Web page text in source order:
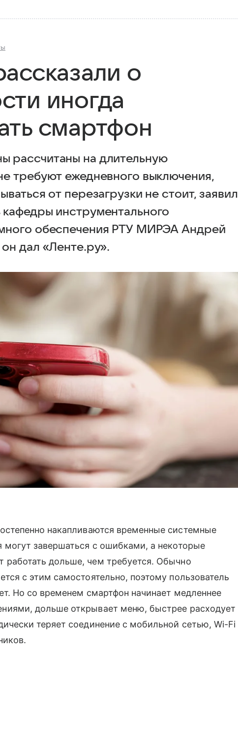
о
иногда
смартфон
рассчитаны на длительную
требуют ежедневного выключения,
от перезагрузки не стоит, заявил
инструментального
обеспечения РТУ МИРЭА Андрей
дал «Ленте.ру».
накапливаются временные системные
завершаться с ошибками, а некоторые
дольше, чем требуется. Обычно
с этим самостоятельно, поэтому пользователь
Но со временем смартфон начинает медленнее
дольше открывает меню, быстрее расходует
теряет соединение с мобильной сетью, Wi-Fi